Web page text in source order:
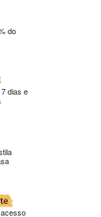
do
dias e